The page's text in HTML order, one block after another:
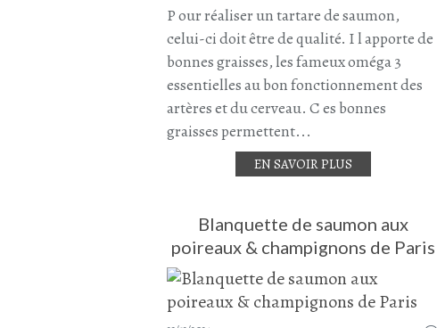
P our réaliser un tartare de saumon,
celui-ci doit être de qualité. I l apporte de
bonnes graisses, les fameux oméga 3
essentielles au bon fonctionnement des
artères et du cerveau. C es bonnes
graisses permettent...
EN SAVOIR PLUS
Blanquette de saumon aux
poireaux & champignons de Paris